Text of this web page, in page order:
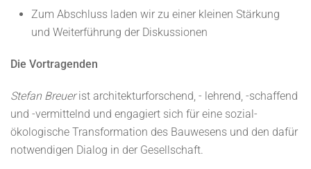
Zum Abschluss laden wir zu einer kleinen Stärkung
und Weiterführung der Diskussionen
Die Vortragenden
Stefan Breuerist architekturforschend, - lehrend, -schaffend
und -vermittelnd und engagiert sich für eine sozial-
ökologische Transformation des Bauwesens und den dafür
notwendigen Dialog in der Gesellschaft.